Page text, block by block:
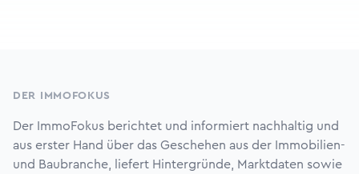
DER IMMOFOKUS
Der ImmoFokus berichtet und informiert nachhaltig und
aus erster Hand über das Geschehen aus der Immobilien-
und Baubranche, liefert Hintergründe, Marktdaten sowie